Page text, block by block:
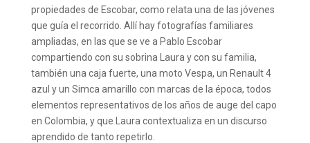
propiedades de Escobar, como relata una de las jóvenes
que guía el recorrido. Allí hay fotografías familiares
ampliadas, en las que se ve a Pablo Escobar
compartiendo con su sobrina Laura y con su familia,
también una caja fuerte, una moto Vespa, un Renault 4
azul y un Simca amarillo con marcas de la época, todos
elementos representativos de los años de auge del capo
en Colombia, y que Laura contextualiza en un discurso
aprendido de tanto repetirlo.